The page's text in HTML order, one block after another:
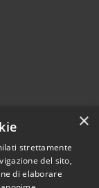
×
strettamente
del sito,
di elaborare